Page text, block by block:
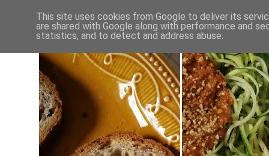
This site uses cookies from Google to deliver its
are shared with Google along with performance and
statistics, and to detect and address abuse.